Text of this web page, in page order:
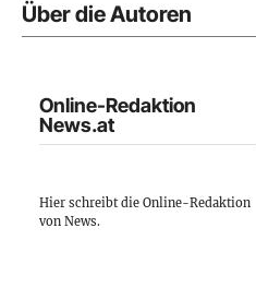
Über die Autoren
Online-Redaktion
News.at
Hier schreibt die Online-Redaktion
von News.